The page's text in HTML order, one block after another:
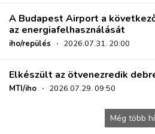
A Budapest Airport a
az energiafelhasználását
iho/repülés · 2026.07.31. 20:00
Elkészült az ötvenezredik
MTI/iho · 2026.07.29. 09:50
Még több